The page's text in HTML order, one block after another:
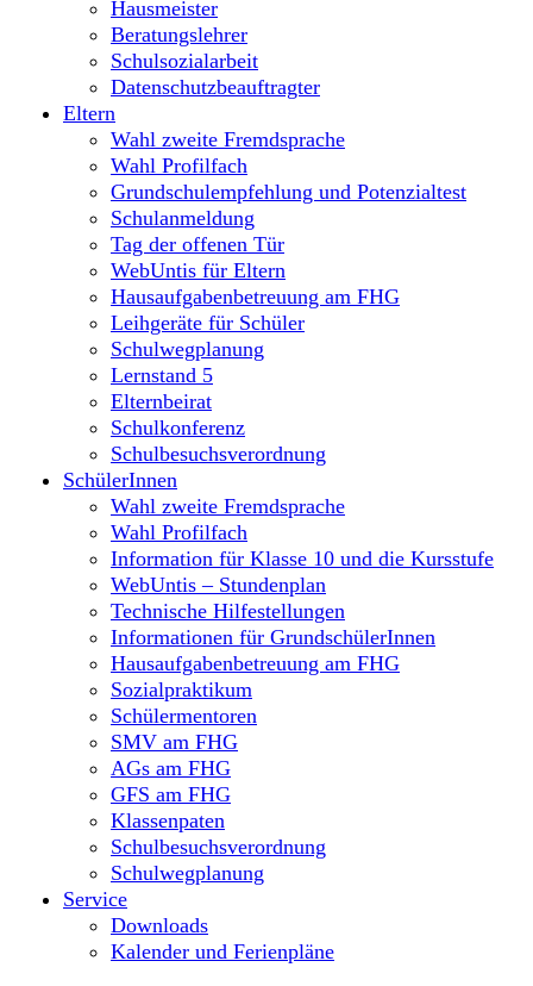
Hausmeister
Beratungslehrer
Schulsozialarbeit
Datenschutzbeauftragter
Eltern
Wahl zweite Fremdsprache
Wahl Profilfach
Grundschulempfehlung und Potenzialtest
Schulanmeldung
Tag der offenen Tür
WebUntis für Eltern
Hausaufgabenbetreuung am FHG
Leihgeräte für Schüler
Schulwegplanung
Lernstand 5
Elternbeirat
Schulkonferenz
Schulbesuchsverordnung
SchülerInnen
Wahl zweite Fremdsprache
Wahl Profilfach
Information für Klasse 10 und die Kursstufe
WebUntis – Stundenplan
Technische Hilfestellungen
Informationen für GrundschülerInnen
Hausaufgabenbetreuung am FHG
Sozialpraktikum
Schülermentoren
SMV am FHG
AGs am FHG
GFS am FHG
Klassenpaten
Schulbesuchsverordnung
Schulwegplanung
Service
Downloads
Kalender und Ferienpläne